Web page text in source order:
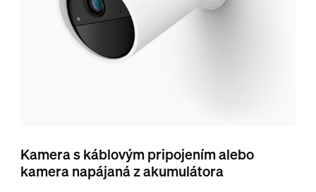
Kamera s káblovým pripojením alebo
kamera napájaná z akumulátora